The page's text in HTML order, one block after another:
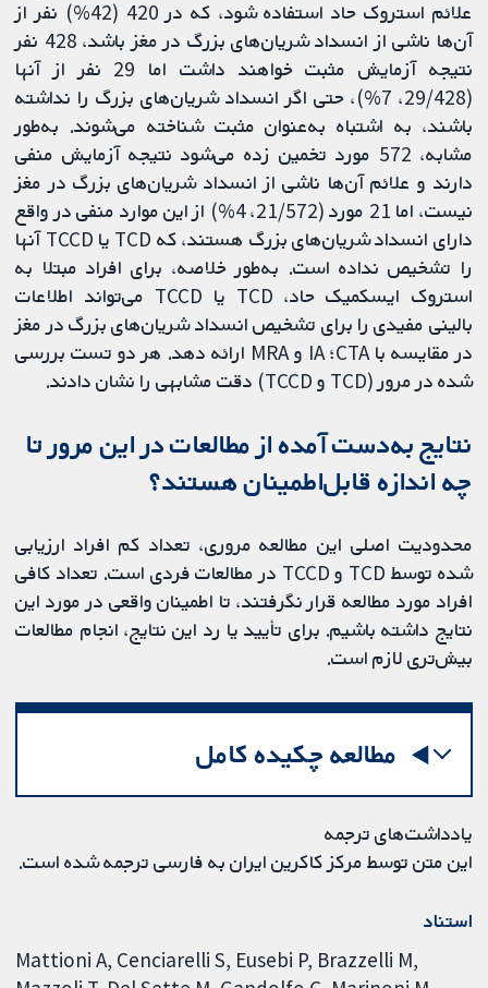
علائم استروک حاد استفاده شود، که در 420 (42%) نفر از
آن‌ها ناشی از انسداد شریان‌های بزرگ در مغز باشد، 428 نفر
نتیجه آزمایش مثبت خواهند داشت اما 29 نفر از آنها
(29/428، 7%)، حتی اگر انسداد شریان‌های بزرگ را نداشته
باشند، به اشتباه به‌عنوان مثبت شناخته می‌شوند. به‌طور
مشابه، 572 مورد تخمین زده می‌شود نتیجه آزمایش منفی
دارند و علائم آن‌ها ناشی از انسداد شریان‌های بزرگ در مغز
نیست، اما 21 مورد (21/572، 4%) از این‌ موارد منفی در واقع
دارای انسداد شریان‌های بزرگ هستند، که TCD یا TCCD آنها
را تشخیص نداده است. به‌طور خلاصه، برای افراد مبتلا به
استروک ایسکمیک حاد، TCD یا TCCD می‌تواند اطلاعات
بالینی مفیدی را برای تشخیص انسداد شریان‌های بزرگ در مغز
در مقایسه با CTA؛ IA و MRA ارائه دهد. هر دو تست بررسی‌
شده در مرور (TCD و TCCD) دقت مشابهی را نشان دادند.
نتایج به‌دست آمده از مطالعات در این مرور تا
چه اندازه قابل‌‌اطمینان هستند؟
محدودیت اصلی این مطالعه مروری، تعداد کم افراد ارزیابی‌
شده توسط TCD و TCCD در مطالعات فردی است. تعداد کافی
افراد مورد مطالعه قرار نگرفتند، تا اطمینان واقعی در مورد این
نتایج داشته باشیم. برای تأیید یا رد این نتایج، انجام مطالعات
بیش‌تری لازم است.
مطالعه چکیده کامل
یادداشت‌های ترجمه
این متن توسط مرکز کاکرین ایران به فارسی ترجمه شده است.
استناد
Mattioni A, Cenciarelli S, Eusebi P, Brazzelli M,